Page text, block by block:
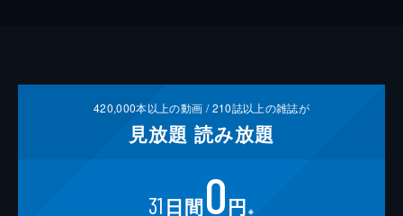
420,000本以上の動画 /210誌以上の雑誌が
見放題 読み放題
31 日間0円 ※